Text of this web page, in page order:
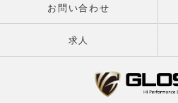
お問い合わせ
求人